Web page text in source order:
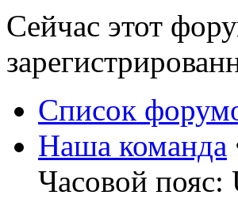
Сейчас этот
Список
Наша команда
Часовой пояс: